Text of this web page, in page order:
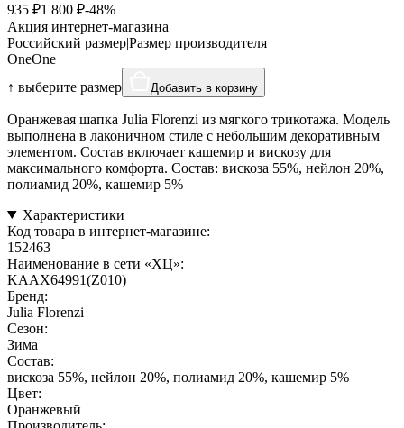
935 ₽1 800 ₽-48%
Акция интернет-магазина
Российский размер|Размер производителя
OneOne
↑ выберите размер
Добавить в корзину
Оранжевая шапка Julia Florenzi из мягкого трикотажа. Модель
выполнена в лаконичном стиле с небольшим декоративным
элементом. Состав включает кашемир и вискозу для
максимального комфорта. Состав: вискоза 55%, нейлон 20%,
полиамид 20%, кашемир 5%
Характеристики
Код товара в интернет-магазине:
152463
Наименование в сети «ХЦ»:
KAAX64991(Z010)
Бренд:
Julia Florenzi
Сезон:
Зима
Состав:
вискоза 55%, нейлон 20%, полиамид 20%, кашемир 5%
Цвет:
Оранжевый